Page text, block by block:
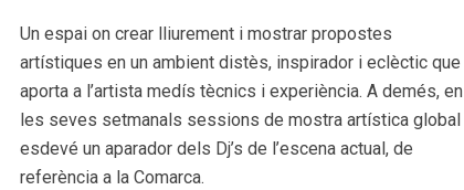
Un espai on crear lliurement i mostrar propostes
artístiques en un ambient distès, inspirador i eclèctic que
aporta a l’artista medís tècnics i experiència. A demés, en
les seves setmanals sessions de mostra artística global
esdevé un aparador dels Dj’s de l’escena actual, de
referència a la Comarca.